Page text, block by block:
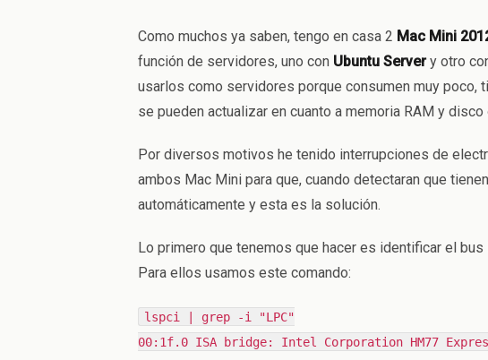
Como muchos ya saben, tengo en casa 2 Mac Mini
función de servidores, uno con Ubuntu Servery otro
usarlos como servidores porque consumen muy poco,
se pueden actualizar en cuanto a memoria RAM y disco
Por diversos motivos he tenido interrupciones de
ambos Mac Mini para que, cuando detectaran que
automáticamente y esta es la solución.
Lo primero que tenemos que hacer es identificar el
Para ellos usamos este comando:
lspci | grep -i "LPC"
00:1f.0 ISA bridge: Intel Corporation HM77